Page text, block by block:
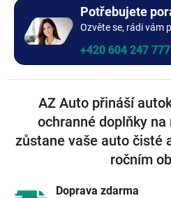
Bez výšivky
+0 Kč
Potřebujete
Ozvěte se, rádi vám
+420 604 247 777
AZ Auto přináší
ochranné doplňky
zůstane vaše auto čisté
ročním
Doprava zdarma